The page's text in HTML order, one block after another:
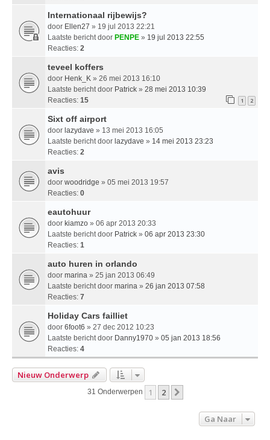
Internationaal rijbewijs?
door Ellen27 » 19 jul 2013 22:21
Laatste bericht door PENPE » 19 jul 2013 22:55
Reacties: 2
teveel koffers
door Henk_K » 26 mei 2013 16:10
Laatste bericht door Patrick » 28 mei 2013 10:39
Reacties: 15 1 2
Sixt off airport
door lazydave » 13 mei 2013 16:05
Laatste bericht door lazydave » 14 mei 2013 23:23
Reacties: 2
avis
door woodridge » 05 mei 2013 19:57
Reacties: 0
eautohuur
door kiamzo » 06 apr 2013 20:33
Laatste bericht door Patrick » 06 apr 2013 23:30
Reacties: 1
auto huren in orlando
door marina » 25 jan 2013 06:49
Laatste bericht door marina » 26 jan 2013 07:58
Reacties: 7
Holiday Cars failliet
door 6foot6 » 27 dec 2012 10:23
Laatste bericht door Danny1970 » 05 jan 2013 18:56
Reacties: 4
Nieuw Onderwerp
31 Onderwerpen 1 2
Ga Naar